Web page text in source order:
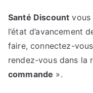
Santé Discount vous
l’état d’avancement
faire, connectez-
rendez-vous dans la
commande ».